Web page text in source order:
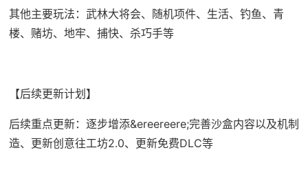
其他主要玩法：武林大将会、随机项件、生活、钓鱼、青
楼、赌坊、地牢、捕快、杀巧手等
【后续更新计划】
后续重点更新：逐步增添&ereereere;完善沙盒内容以及机制
造、更新创意往工坊2.0、更新免费DLC等